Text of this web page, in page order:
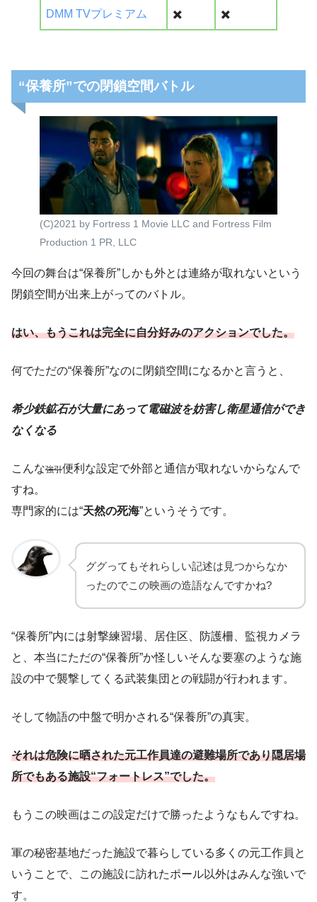
DMM TVプレミアム ✖️ ✖️
“保養所”での閉鎖空間バトル
(C)2021 by Fortress 1 Movie LLC and Fortress Film
Production 1 PR, LLC
今回の舞台は“保養所”しかも外とは連絡が取れないという
閉鎖空間が出来上がってのバトル。
はい、もうこれは完全に自分好みのアクションでした。
何でただの“保養所”なのに閉鎖空間になるかと言うと、
希少鉄鉱石が大量にあって電磁波を妨害し衛星通信ができ
なくなる
こんな強引便利な設定で外部と通信が取れないからなんで
すね。
専門家的には“天然の死海”というそうです。
ググってもそれらしい記述は見つからなか
ったのでこの映画の造語なんですかね?
“保養所”内には射撃練習場、居住区、防護柵、監視カメラ
と、本当にただの“保養所”か怪しいそんな要塞のような施
設の中で襲撃してくる武装集団との戦闘が行われます。
そして物語の中盤で明かされる“保養所”の真実。
それは危険に晒された元工作員達の避難場所であり隠居場
所でもある施設“フォートレス”でした。
もうこの映画はこの設定だけで勝ったようなもんですね。
軍の秘密基地だった施設で暮らしている多くの元工作員と
いうことで、この施設に訪れたポール以外はみんな強いで
す。